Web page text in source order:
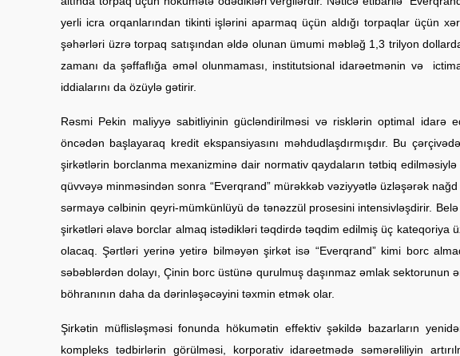
yerli icra orqanlarından tikinti işlərini aparmaq üçün aldığı torpaqlar üçün
şəhərləri üzrə torpaq satışından əldə olunan ümumi məbləğ 1,3 trilyon
zamanı da şəffaflığa əməl olunmaması, institutsional idarəetmənin və
iddialarını da özüylə gətirir.
Rəsmi Pekin maliyyə sabitliyinin gücləndirilməsi və risklərin optimal
öncədən başlayaraq kredit ekspansiyasını məhdudlaşdırmışdır. Bu
şirkətlərin borclanma mexanizminə dair normativ qaydaların tətbiq edilməsiylə
qüvvəyə minməsindən sonra “Everqrand” mürəkkəb vəziyyətlə üzləşərək
sərmayə cəlbinin qeyri-mümkünlüyü də tənəzzül prosesini intensivləşdirir.
şirkətləri əlavə borclar almaq istədikləri təqdirdə təqdim edilmiş üç kateqoriya
olacaq. Şərtləri yerinə yetirə bilməyən şirkət isə “Everqrand” kimi borc
səbəblərdən dolayı, Çinin borc üstünə qurulmuş daşınmaz əmlak sektorunun
böhranının daha da dərinləşəcəyini təxmin etmək olar.
Şirkətin müflisləşməsi fonunda hökumətin effektiv şəkildə bazarların
kompleks tədbirlərin görülməsi, korporativ idarəetmədə səmərəliliyin